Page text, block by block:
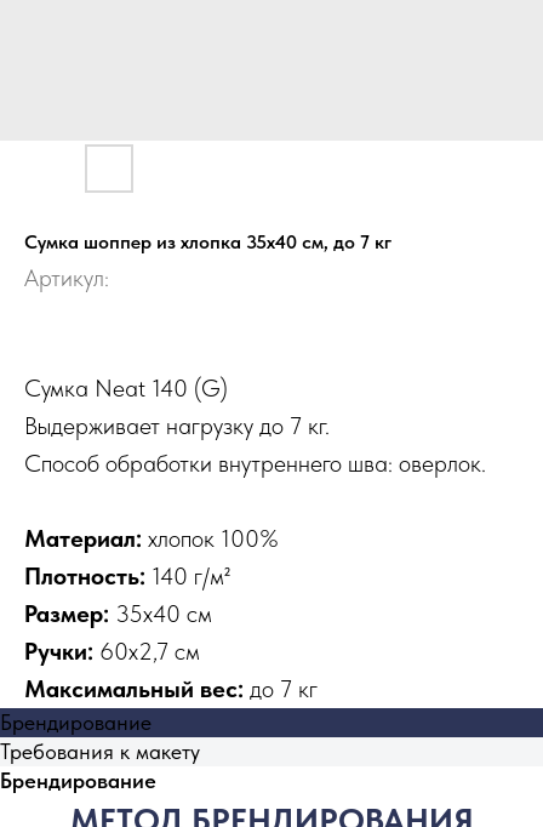
Сумка шоппер из хлопка 35х40 см, до 7 кг
Артикул:
Сумка Neat 140 (G)
Выдерживает нагрузку до 7 кг.
Способ обработки внутреннего шва: оверлок.
Материал: хлопок 100%
Плотность: 140 г/м²
Размер: 35х40 см
Ручки: 60х2,7 см
Максимальный вес: до 7 кг
Брендирование
Требования к макету
Брендирование